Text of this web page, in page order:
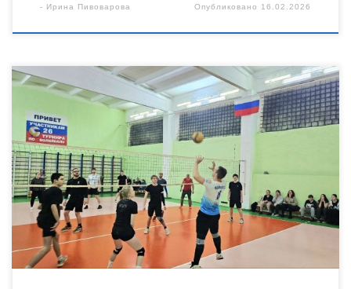
- Ирина Пивоварова Опубликовано 16.02.2026
15 февраля по благословению епископа Уваровского и
Кирсановского Игнатия в городе Уварово прошел турнир по
волейболу, посвященный Дню православной молодежи.
Организатором соревнований выступил миссионерский
отдел Уваровской епархии в лице руководителя и сотрудника
отдела иеромонаха Питирима (Сухова) и священника
Ярослава Кравченко. Дружеская волейбольная встреча,
объединившая более 30 представителей духовенства,
молодежи и просто любителей этого вида […]